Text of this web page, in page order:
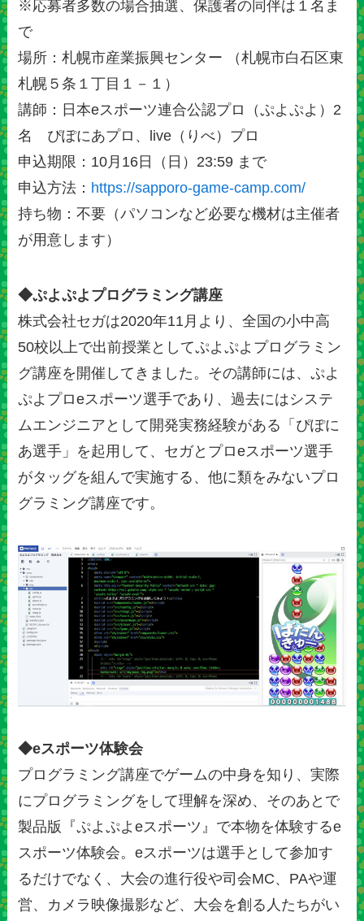
※応募者多数の場合抽選、保護者の同伴は１名ま
で
場所：札幌市産業振興センター （札幌市白石区東
札幌５条１丁目１－１）
講師：日本eスポーツ連合公認プロ（ぷよぷよ）2
名 ぴぽにあプロ、live（りべ）プロ
申込期限：10月16日（日）23:59 まで
申込方法： https://sapporo-game-camp.com/
持ち物：不要（パソコンなど必要な機材は主催者
が用意します）
◆ぷよぷよプログラミング講座
株式会社セガは2020年11月より、全国の小中高
50校以上で出前授業としてぷよぷよプログラミン
グ講座を開催してきました。その講師には、ぷよ
ぷよプロeスポーツ選手であり、過去にはシステ
ムエンジニアとして開発実務経験がある「ぴぽに
あ選手」を起用して、セガとプロeスポーツ選手
がタッグを組んで実施する、他に類をみないプロ
グラミング講座です。
◆eスポーツ体験会
プログラミング講座でゲームの中身を知り、実際
にプログラミングをして理解を深め、そのあとで
製品版『ぷよぷよeスポーツ』で本物を体験するe
スポーツ体験会。eスポーツは選手として参加す
るだけでなく、大会の進行役や司会MC、PAや運
営、カメラ映像撮影など、大会を創る人たちがい